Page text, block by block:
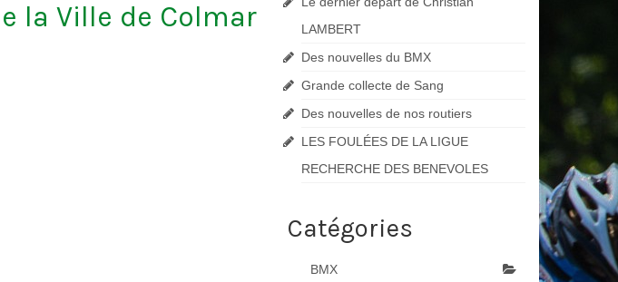
la Ville de Colmar
LAMBERT
Des nouvelles du BMX
Grande collecte de Sang
Des nouvelles de nos routiers
LES FOULÉES DE LA LIGUE
RECHERCHE DES BENEVOLES
Catégories
BMX